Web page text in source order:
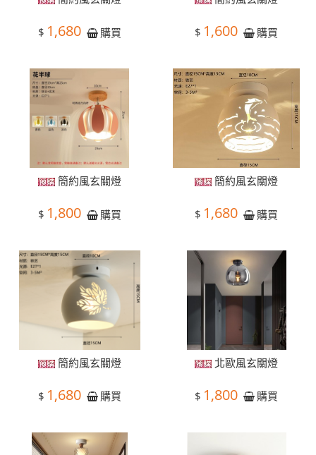
$ 1,680 購買 $ 1,600 購買
簡約風玄關燈
$ 1,800 購買
簡約風玄關燈
$ 1,680 購買
簡約風玄關燈
$ 1,680 購買
北歐風玄關燈
$ 1,800 購買